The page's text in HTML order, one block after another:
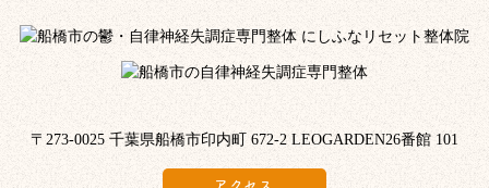
〒273-0025 千葉県船橋市印内町 672-2 LEOGARDEN26番館 101